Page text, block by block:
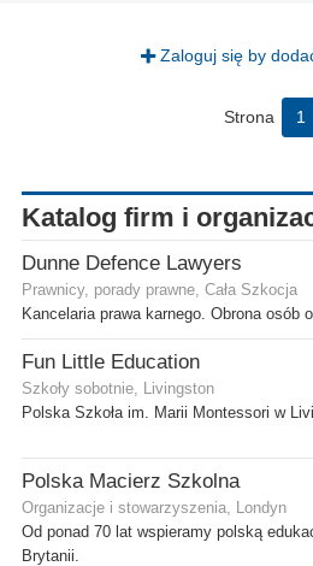
Zaloguj się by
Strona 1
Katalog firm i
Dunne Defence Lawyers
Prawnicy, porady prawne, Cała Szkocja
Kancelaria prawa karnego. Obrona osób
Fun Little Education
Szkoły sobotnie, Livingston
Polska Szkoła im. Marii Montessori w
Polska Macierz Szkolna
Organizacje i stowarzyszenia, Londyn
Od ponad 70 lat wspieramy polską
Brytanii.